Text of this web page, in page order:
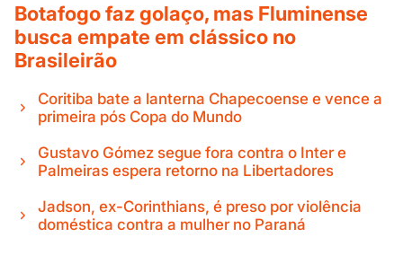
Botafogo faz golaço, mas Fluminense
busca empate em clássico no
Brasileirão
Coritiba bate a lanterna Chapecoense e vence a
primeira pós Copa do Mundo
Gustavo Gómez segue fora contra o Inter e
Palmeiras espera retorno na Libertadores
Jadson, ex-Corinthians, é preso por violência
doméstica contra a mulher no Paraná